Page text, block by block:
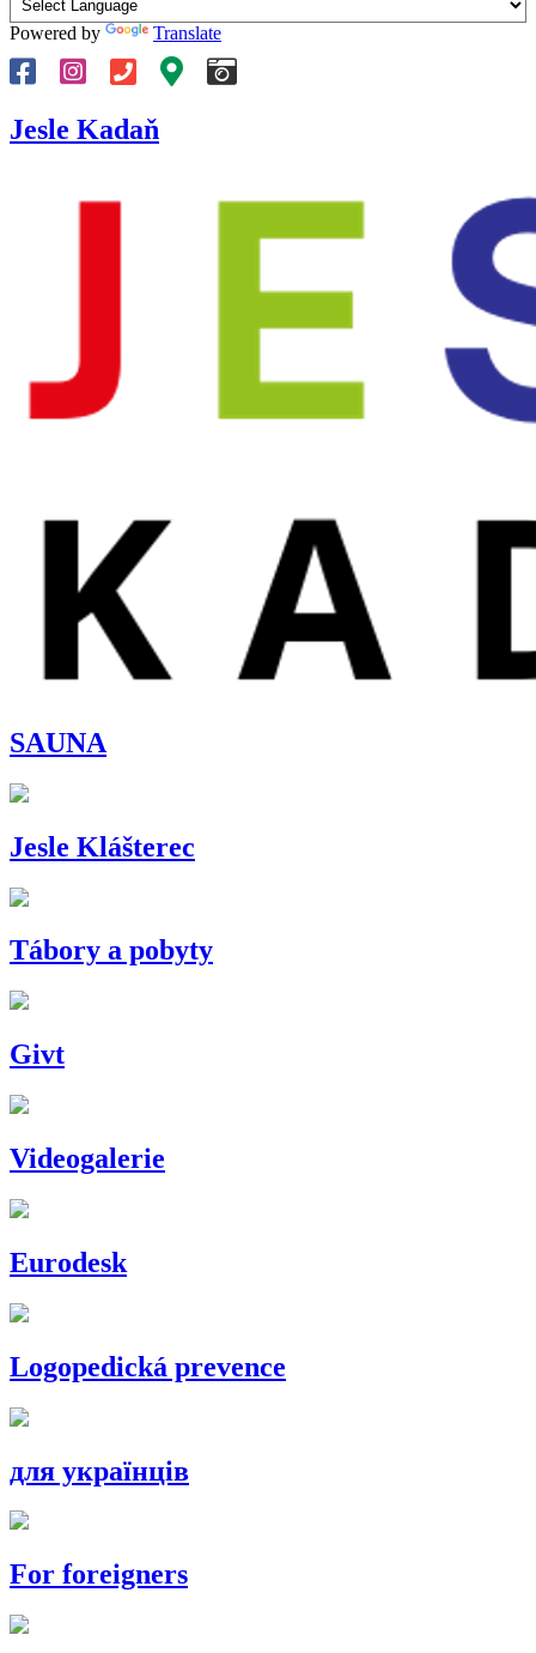
Powered by Translate
Jesle Kadaň
SAUNA
Jesle Klášterec
Tábory a pobyty
Givt
Videogalerie
Eurodesk
Logopedická prevence
для українців
For foreigners